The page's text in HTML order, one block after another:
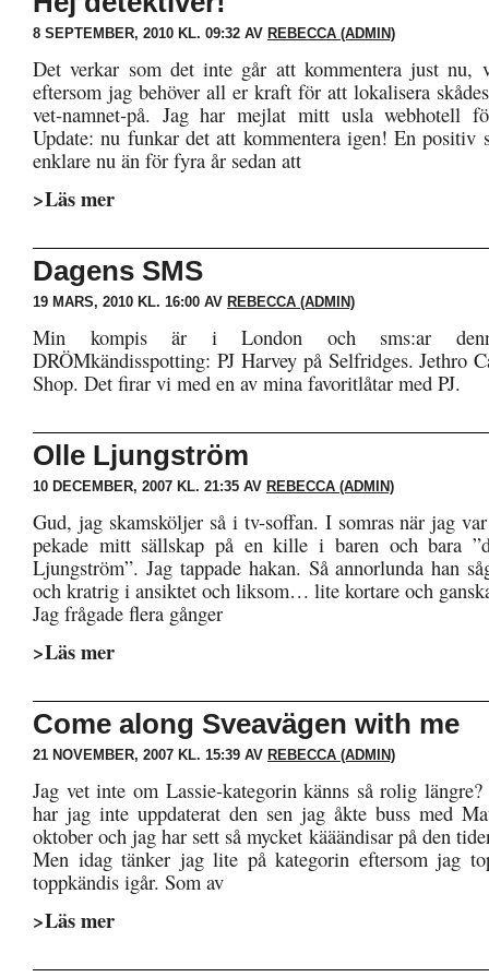
8 SEPTEMBER, 2010 KL. 09:32 AV REBECCA (ADMIN)
Det verkar som det inte går att kommentera just nu,
eftersom jag behöver all er kraft för att lokalisera
vet-namnet-på. Jag har mejlat mitt usla webhotell
Update: nu funkar det att kommentera igen! En positiv
enklare nu än för fyra år sedan att
>Läs mer
Dagens SMS
19 MARS, 2010 KL. 16:00 AV REBECCA (ADMIN)
Min kompis är i London och sms:ar
DRÖMkändisspotting: PJ Harvey på Selfridges. Jethro
Shop. Det firar vi med en av mina favoritlåtar med PJ.
Olle Ljungström
10 DECEMBER, 2007 KL. 21:35 AV REBECCA (ADMIN)
Gud, jag skamsköljer så i tv-soffan. I somras när jag
pekade mitt sällskap på en kille i baren och bara
Ljungström”. Jag tappade hakan. Så annorlunda han
och kratrig i ansiktet och liksom… lite kortare och
Jag frågade flera gånger
>Läs mer
Come along Sveavägen with me
21 NOVEMBER, 2007 KL. 15:39 AV REBECCA (ADMIN)
Jag vet inte om Lassie-kategorin känns så rolig
har jag inte uppdaterat den sen jag åkte buss med
oktober och jag har sett så mycket kääändisar på den
Men idag tänker jag lite på kategorin eftersom jag
toppkändis igår. Som av
>Läs mer